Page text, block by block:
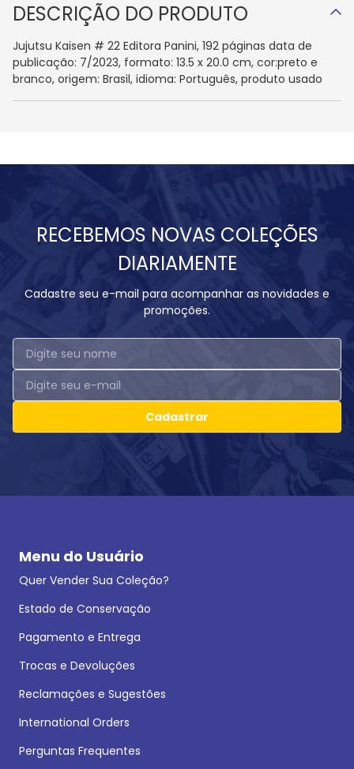
DESCRIÇÃO DO PRODUTO
Jujutsu Kaisen # 22 Editora Panini, 192 páginas data de
publicação: 7/2023, formato: 13.5 x 20.0 cm, cor:preto e
branco, origem: Brasil, idioma: Português, produto usado
RECEBEMOS NOVAS COLEÇÕES
DIARIAMENTE
Cadastre seu e-mail para acompanhar as novidades e
promoções.
Cadastrar
Menu do Usuário
Quer Vender Sua Coleção?
Estado de Conservação
Pagamento e Entrega
Trocas e Devoluções
Reclamações e Sugestões
International Orders
Perguntas Frequentes